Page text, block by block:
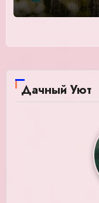
Дачный Уют